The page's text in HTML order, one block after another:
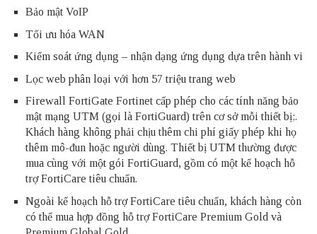
Bảo mật VoIP
Tối ưu hóa WAN
Kiểm soát ứng dụng – nhận dạng ứng dụng dựa trên hành vi
Lọc web phân loại với hơn 57 triệu trang web
Firewall FortiGate Fortinet cấp phép cho các tính năng bảo
mật mạng UTM (gọi là FortiGuard) trên cơ sở mỗi thiết bị;.
Khách hàng không phải chịu thêm chi phí giấy phép khi họ
thêm mô-đun hoặc người dùng. Thiết bị UTM thường được
mua cùng với một gói FortiGuard, gồm có một kế hoạch hỗ
trợ FortiCare tiêu chuẩn.
Ngoài kế hoạch hỗ trợ FortiCare tiêu chuẩn, khách hàng còn
có thể mua hợp đồng hỗ trợ FortiCare Premium Gold và